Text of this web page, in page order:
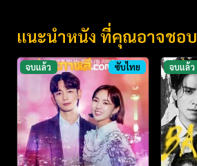
แนะนำหนัง ที่คุณอาจชอบ
จบแล้ว ซับไทย จบแล้ว